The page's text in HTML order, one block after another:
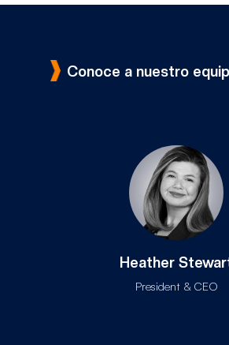
Conoce a nuestro
Heather
President & CEO